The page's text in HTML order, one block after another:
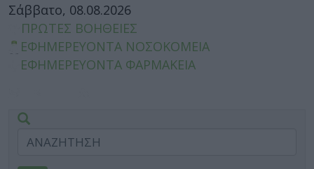
Σάββατο, 08.08.2026
ΠΡΩΤΕΣ ΒΟΗΘΕΙΕΣ
ΕΦΗΜΕΡΕΥΟΝΤΑ ΝΟΣΟΚΟΜΕΙΑ
ΕΦΗΜΕΡΕΥΟΝΤΑ ΦΑΡΜΑΚΕΙΑ